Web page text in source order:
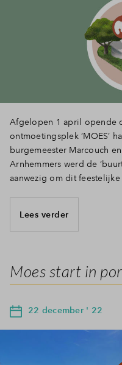
Afgelopen 1 april opende
ontmoetingsplek ‘MOES’
burgemeester Marcouch
Arnhemmers werd de
aanwezig om dit
Lees verder
Moes start in
22 december ' 22